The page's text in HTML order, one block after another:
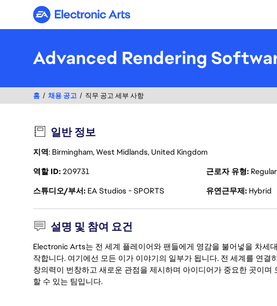
Electronic Arts
Advanced Rendering
홈 채용 공고 직무 공고 세부 사항
일반 정보
지역: Birmingham, West Midlands, United Kingdom
역할 ID209731 근로자 유형
스튜디오/부서 EA Studios - SPORTS 유연근무제 Hybrid
설명 및 참여 요건
Electronic Arts는 전 세계 플레이어와 팬들에게 영감을 불어넣을 차세
작합니다. 여기에선 모든 이가 이야기의 일부가 됩니다. 전 세계를 연결
창의력이 번창하고 새로운 관점을 제시하며 아이디어가 중요한 곳이며
할 수 있는 팀입니다.